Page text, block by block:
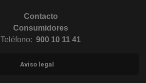
Contacto
Consumidores
Teléfono: 900 10 11 41
Aviso legal